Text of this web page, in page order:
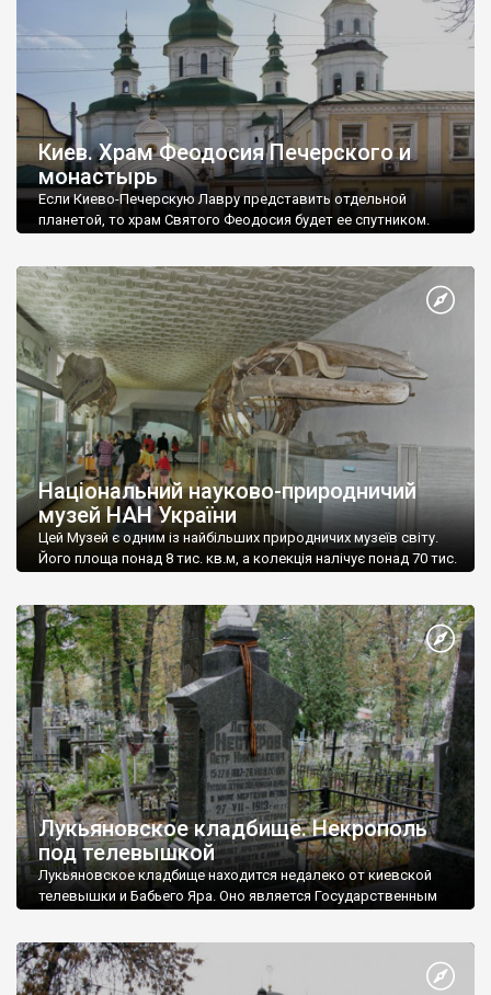
Киев. Храм Феодосия Печерского и
монастырь
Если Киево-Печерскую Лавру представить отдельной
планетой, то храм Святого Феодосия будет ее спутником.
Національний науково-природничий
музей НАН України
Цей Музей є одним із найбільших природничих музеїв світу.
Його площа понад 8 тис. кв.м, а колекція налічує понад 70 тис.
Лукьяновское кладбище. Некрополь
под телевышкой
Лукьяновское кладбище находится недалеко от киевской
телевышки и Бабьего Яра. Оно является Государственным